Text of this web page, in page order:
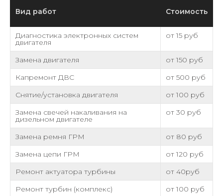
Вид работ Стоимость
Диагностика электронных систем
двигателя
от 15 руб
Замена двигателя
от 150 руб
Капремонт ДВС
от 500 руб
Снятие/установка двигателя
от 100 руб
Замена свечей накаливания на
дизельном двигателе
от 30 руб
Замена ремня ГРМ
от 80 руб
Замена цепи ГРМ
от 120 руб
Ремонт актуатора турбины
от 40руб
Ремонт турбин (комплекс)
от 100 руб